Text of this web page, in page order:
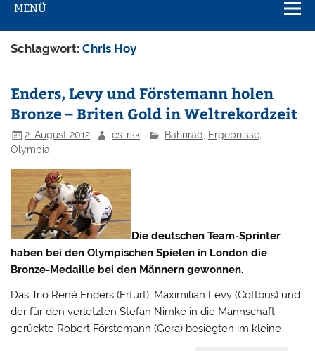
MENÜ
Schlagwort:Chris Hoy
Enders, Levy und Förstemann holen
Bronze – Briten Gold in Weltrekordzeit
2. August 2012 cs-rsk Bahnrad Ergebnisse,
Olympia
Die deutschen Team-Sprinter
haben bei den Olympischen Spielen in London die
Bronze-Medaille bei den Männern gewonnen.
Das Trio René Enders (Erfurt), Maximilian Levy (Cottbus) und
der für den verletzten Stefan Nimke in die Mannschaft
gerückte Robert Förstemann (Gera) besiegten im kleine